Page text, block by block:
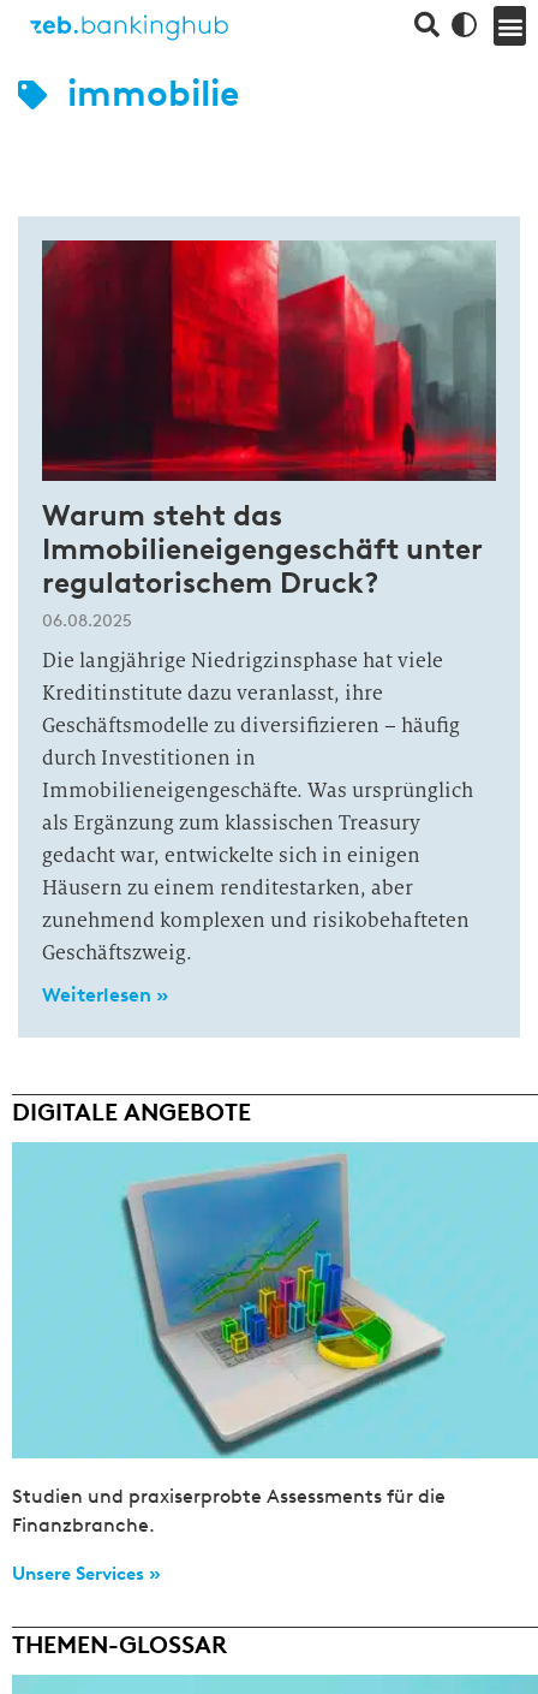
immobilie
Warum steht das
Immobilieneigengeschäft unter
regulatorischem Druck?
06.08.2025
Die langjährige Niedrigzinsphase hat viele
Kreditinstitute dazu veranlasst, ihre
Geschäftsmodelle zu diversifizieren – häufig
durch Investitionen in
Immobilieneigengeschäfte. Was ursprünglich
als Ergänzung zum klassischen Treasury
gedacht war, entwickelte sich in einigen
Häusern zu einem renditestarken, aber
zunehmend komplexen und risikobehafteten
Geschäftszweig.
Weiterlesen »
DIGITALE ANGEBOTE
Studien und praxiserprobte Assessments für die
Finanzbranche.
Unsere Services »
THEMEN-GLOSSAR